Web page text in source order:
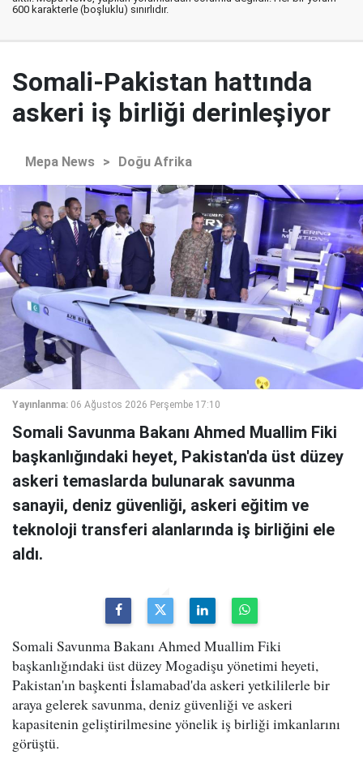
600 karakterle (boşluklu) sınırlıdır.
Somali-Pakistan hattında
askeri iş birliği derinleşiyor
Mepa News > Doğu Afrika
Yayınlanma: 06 Ağustos 2026 Perşembe 17:10
Somali Savunma Bakanı Ahmed Muallim Fiki
başkanlığındaki heyet, Pakistan'da üst düzey
askeri temaslarda bulunarak savunma
sanayii, deniz güvenliği, askeri eğitim ve
teknoloji transferi alanlarında iş birliğini ele
aldı.
Somali Savunma Bakanı Ahmed Muallim Fiki
başkanlığındaki üst düzey Mogadişu yönetimi heyeti,
Pakistan'ın başkenti İslamabad'da askeri yetkililerle bir
araya gelerek savunma, deniz güvenliği ve askeri
kapasitenin geliştirilmesine yönelik iş birliği imkanlarını
görüştü.